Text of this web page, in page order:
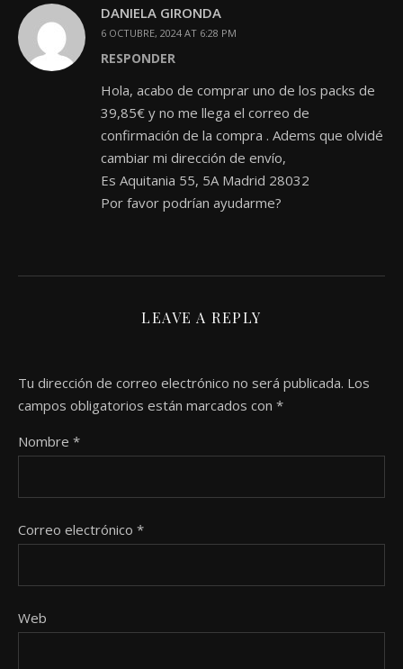
DANIELA GIRONDA
6 OCTUBRE, 2024 AT 6:28 PM
RESPONDER
Hola, acabo de comprar uno de los packs de
39,85€ y no me llega el correo de
confirmación de la compra . Adems que olvidé
cambiar mi dirección de envío,
Es Aquitania 55, 5A Madrid 28032
Por favor podrían ayudarme?
LEAVE A REPLY
Tu dirección de correo electrónico no será publicada. Los
campos obligatorios están marcados con *
Nombre *
Correo electrónico *
Web